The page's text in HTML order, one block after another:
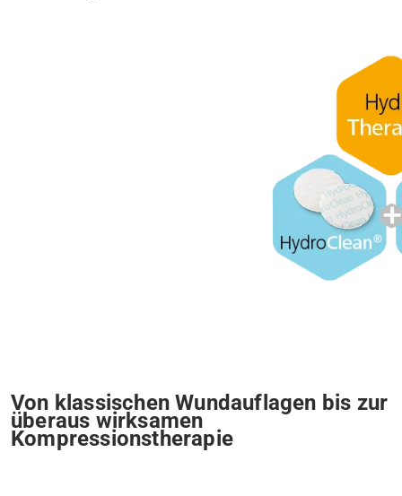
Von klassischen Wundauflagen bis zur
überaus wirksamen
Kompressionstherapie